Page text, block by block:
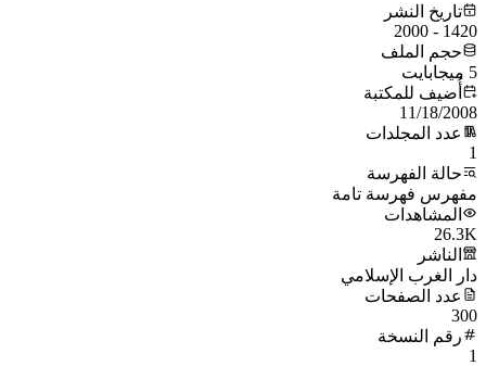
تاريخ النشر
1420 - 2000
حجم الملف
5 ميجابايت
أُضيف للمكتبة
11/18/2008
عدد المجلدات
1
حالة الفهرسة
مفهرس فهرسة تامة
المشاهدات
26.3K
الناشر
دار الغرب الإسلامي
عدد الصفحات
300
رقم النسخة
1